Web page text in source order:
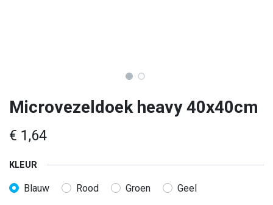
Microvezeldoek heavy 40x40cm
€ 1,64
KLEUR
Blauw Rood Groen Geel